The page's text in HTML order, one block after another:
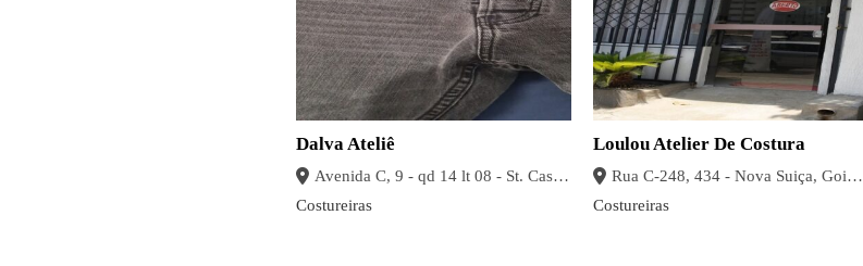
Dalva Ateliê
Avenida C, 9 - qd 14 lt 08 - St. Castelo Branco, Goiânia - Goiás
Costureiras
Loulou Atelier De Costura
Rua C-248, 434 - Nova Suiça, Goiânia - GO, 74175-120, Brasil
Costureiras